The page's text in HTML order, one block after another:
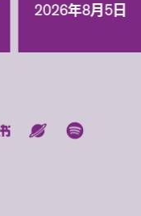
2026年8月5日